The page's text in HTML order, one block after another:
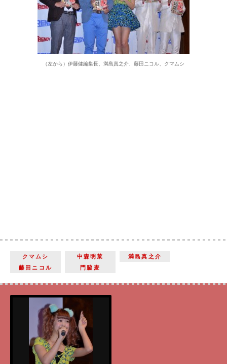
（左から）伊藤健編集長、満島真之介、藤田ニコル、クマムシ
クマムシ 中森明菜
満島真之介
藤田ニコル
門脇麦